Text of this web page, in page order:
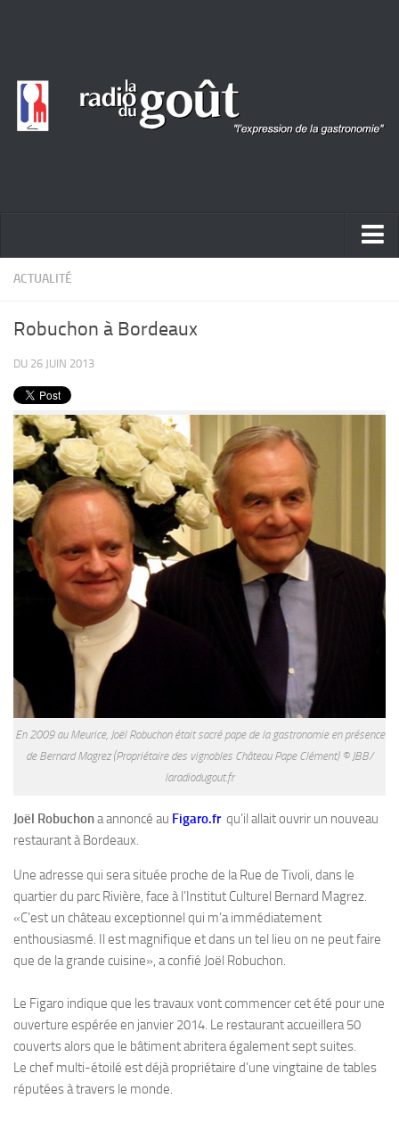
ACTUALITÉ
PRODUITS
RECETTES
Entrées
Plats
Desserts
Sauces
ACTUALITÉ
Robuchon à Bordeaux
DU 26 JUIN 2013
En 2009 au Meurice, Joël Robuchon était sacré pape de la gastronomie en présence
de Bernard Magrez (Propriétaire des vignobles Château Pape Clément) © JBB/
laradiodugout.fr
Joël Robuchona annoncé au Figaro.fr qu’il allait ouvrir un nouveau
restaurant à Bordeaux.
Une adresse qui sera située proche de la Rue de Tivoli, dans le
quartier du parc Rivière, face à l’Institut Culturel Bernard Magrez.
«C’est un château exceptionnel qui m’a immédiatement
enthousiasmé. Il est magnifique et dans un tel lieu on ne peut faire
que de la grande cuisine», a confié Joël Robuchon.
Le Figaro indique que les travaux vont commencer cet été pour une
ouverture espérée en janvier 2014. Le restaurant accueillera 50
couverts alors que le bâtiment abritera également sept suites.
Le chef multi-étoilé est déjà propriétaire d’une vingtaine de tables
réputées à travers le monde.